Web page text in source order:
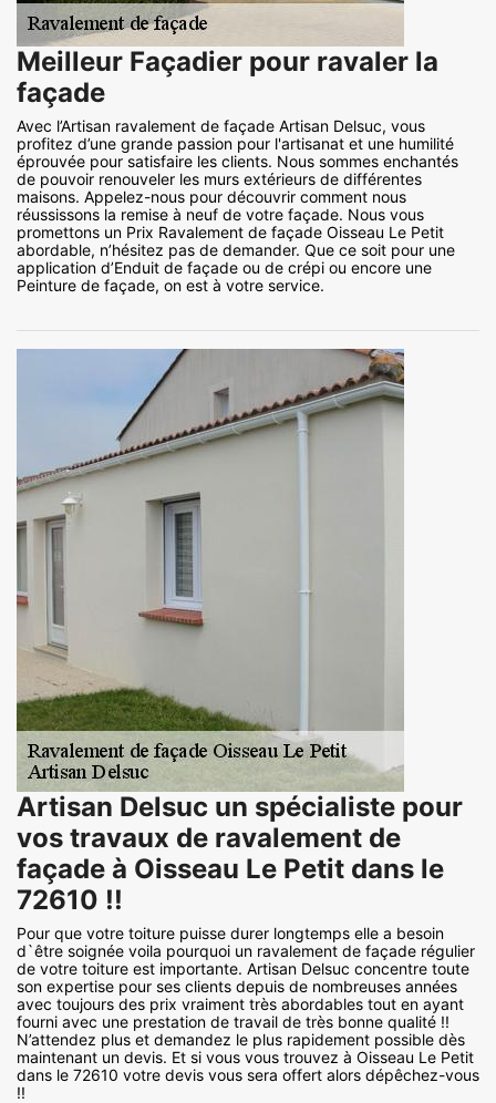
Meilleur Façadier pour ravaler la
façade
Avec l’Artisan ravalement de façade Artisan Delsuc, vous
profitez d’une grande passion pour l'artisanat et une humilité
éprouvée pour satisfaire les clients. Nous sommes enchantés
de pouvoir renouveler les murs extérieurs de différentes
maisons. Appelez-nous pour découvrir comment nous
réussissons la remise à neuf de votre façade. Nous vous
promettons un Prix Ravalement de façade Oisseau Le Petit
abordable, n’hésitez pas de demander. Que ce soit pour une
application d’Enduit de façade ou de crépi ou encore une
Peinture de façade, on est à votre service.
Artisan Delsuc un spécialiste pour
vos travaux de ravalement de
façade à Oisseau Le Petit dans le
72610 !!
Pour que votre toiture puisse durer longtemps elle a besoin
d`être soignée voila pourquoi un ravalement de façade régulier
de votre toiture est importante. Artisan Delsuc concentre toute
son expertise pour ses clients depuis de nombreuses années
avec toujours des prix vraiment très abordables tout en ayant
fourni avec une prestation de travail de très bonne qualité !!
N’attendez plus et demandez le plus rapidement possible dès
maintenant un devis. Et si vous vous trouvez à Oisseau Le Petit
dans le 72610 votre devis vous sera offert alors dépêchez-vous
!!